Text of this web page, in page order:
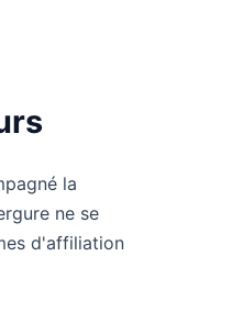
la
ne se
d'affiliation